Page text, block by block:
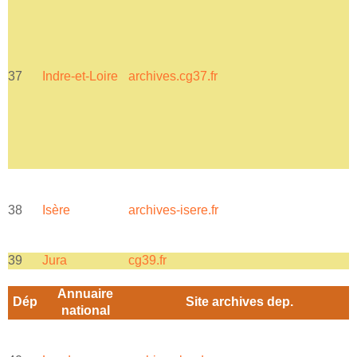
37 Indre-et-Loire archives.cg37.fr
38 Isère archives-isere.fr
39 Jura cg39.fr
Dép
Annuaire
national
Site archives dep.